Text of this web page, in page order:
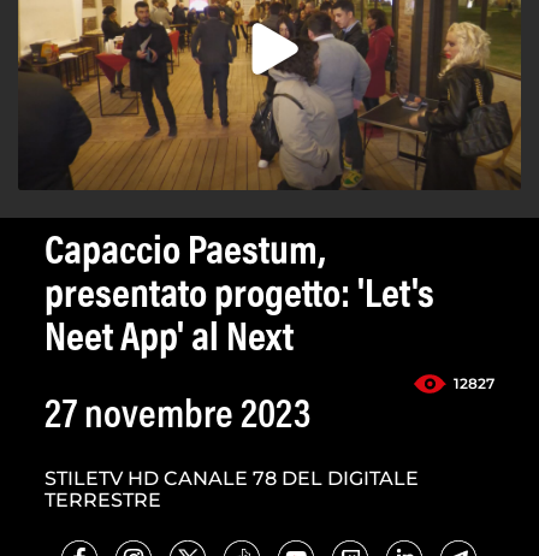
Capaccio Paestum,
presentato progetto: 'Let's
Neet App' al Next
12827
27 novembre 2023
STILETV HD CANALE 78 DEL DIGITALE
TERRESTRE